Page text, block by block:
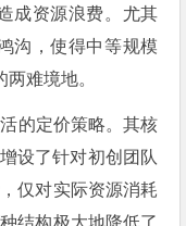
成资源浪费。尤其
沟，使得中等规模
两难境地。
的定价策略。其核
设了针对初创团队
仅对实际资源消耗